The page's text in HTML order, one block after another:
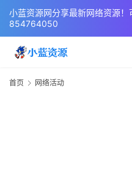
小蓝资源网分享最新网络资源！
854764050
首页 网络活动